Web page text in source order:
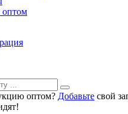
оптом? Добавьте свой